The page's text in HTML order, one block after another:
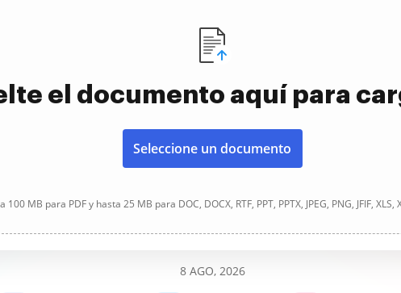
el documento aquí para
Seleccione un documento
100 MB para PDF y hasta 25 MB para DOC, DOCX, RTF, PPT, PPTX, JPEG, PNG, JFIF, XLS,
8 AGO, 2026